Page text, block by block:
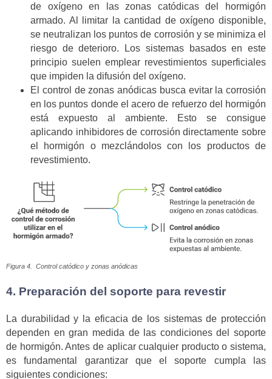
de oxígeno en las zonas catódicas del hormigón
armado. Al limitar la cantidad de oxígeno disponible,
se neutralizan los puntos de corrosión y se minimiza el
riesgo de deterioro. Los sistemas basados en este
principio suelen emplear revestimientos superficiales
que impiden la difusión del oxígeno.
El control de zonas anódicas busca evitar la corrosión
en los puntos donde el acero de refuerzo del hormigón
está expuesto al ambiente. Esto se consigue
aplicando inhibidores de corrosión directamente sobre
el hormigón o mezclándolos con los productos de
revestimiento.
Figura 4. Control catódico y zonas anódicas
4. Preparación del soporte para revestir
La durabilidad y la eficacia de los sistemas de protección
dependen en gran medida de las condiciones del soporte
de hormigón. Antes de aplicar cualquier producto o sistema,
es fundamental garantizar que el soporte cumpla las
siguientes condiciones: